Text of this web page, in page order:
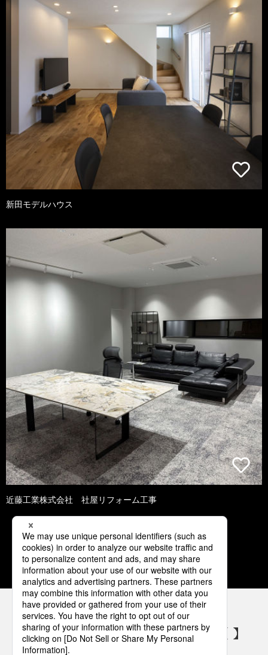
新田モデルハウス
近藤工業株式会社 社屋リフォーム工事
1 2 3 4 5
パナソニックの電気設備 SNSアカウント